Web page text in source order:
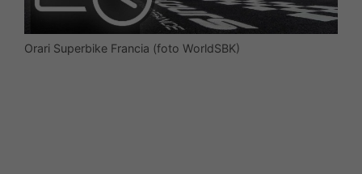
Orari Superbike Francia (foto WorldSBK)